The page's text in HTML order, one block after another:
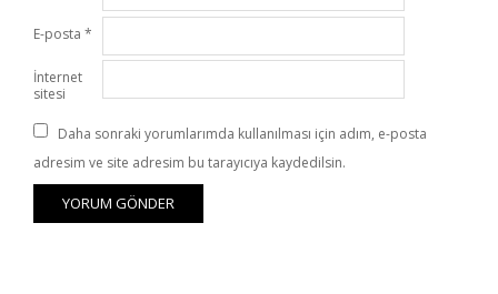
E-posta *
İnternet
sitesi
Daha sonraki yorumlarımda kullanılması için adım, e-posta
adresim ve site adresim bu tarayıcıya kaydedilsin.